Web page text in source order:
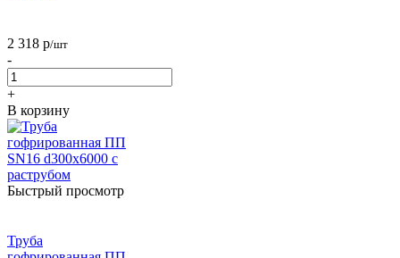
2 318 р/шт
-
+
В корзину
Быстрый просмотр
Труба